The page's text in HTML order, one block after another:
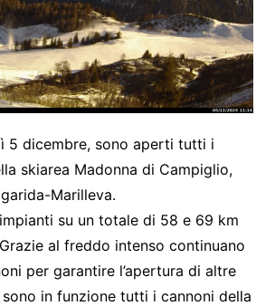
5 dicembre, sono aperti tutti i
skiarea Madonna di Campiglio,
Marilleva.
su un totale di 58 e 69 km
al freddo intenso continuano
per garantire l’apertura di altre
in funzione tutti i cannoni della